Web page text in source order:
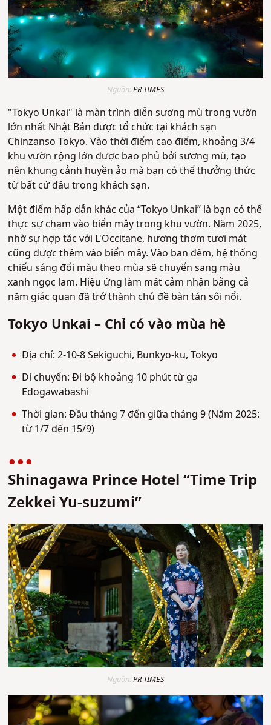
Nguồn:PR TIMES
"Tokyo Unkai" là màn trình diễn sương mù trong vườn
lớn nhất Nhật Bản được tổ chức tại khách sạn
Chinzanso Tokyo. Vào thời điểm cao điểm, khoảng 3/4
khu vườn rộng lớn được bao phủ bởi sương mù, tạo
nên khung cảnh huyền ảo mà bạn có thể thưởng thức
từ bất cứ đâu trong khách sạn.
Một điểm hấp dẫn khác của “Tokyo Unkai” là bạn có thể
thực sự chạm vào biển mây trong khu vườn. Năm 2025,
nhờ sự hợp tác với L'Occitane, hương thơm tươi mát
cũng được thêm vào biển mây. Vào ban đêm, hệ thống
chiếu sáng đổi màu theo mùa sẽ chuyển sang màu
xanh ngọc lam. Hiệu ứng làm mát cảm nhận bằng cả
năm giác quan đã trở thành chủ đề bàn tán sôi nổi.
Tokyo Unkai – Chỉ có vào mùa hè
Địa chỉ: 2-10-8 Sekiguchi, Bunkyo-ku, Tokyo
Di chuyển: Đi bộ khoảng 10 phút từ ga
Edogawabashi
Thời gian: Đầu tháng 7 đến giữa tháng 9 (Năm 2025:
từ 1/7 đến 15/9)
Shinagawa Prince Hotel “Time Trip
Zekkei Yu-suzumi”
Nguồn:PR TIMES